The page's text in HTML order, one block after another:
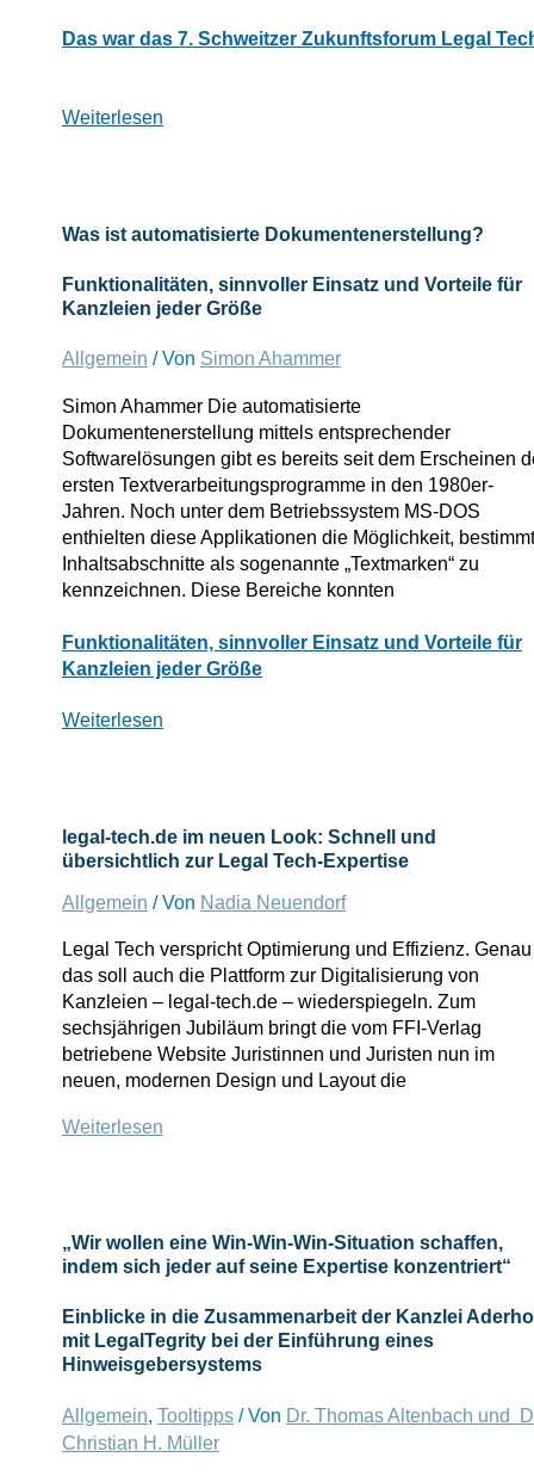
Drei
Einsatz
und
Justiz
Das war das 7. Schweitzer Zukunftsforum Legal
Weiterlesen
Was ist automatisierte Dokumentenerstellung?
Funktionalitäten, sinnvoller Einsatz und Vorteile für
Kanzleien jeder Größe
Allgemein / Von Simon Ahammer
Simon Ahammer Die automatisierte
Dokumentenerstellung mittels entsprechender
Softwarelösungen gibt es bereits seit dem Erscheinen
ersten Textverarbeitungsprogramme in den 1980er-
Jahren. Noch unter dem Betriebssystem MS-DOS
enthielten diese Applikationen die Möglichkeit,
Inhaltsabschnitte als sogenannte „Textmarken“ zu
kennzeichnen. Diese Bereiche konnten
Was
ist
automatisierte
Dokumentenerstellung?
Funktionalitäten, sinnvoller Einsatz und Vorteile für
Kanzleien jeder Größe
Weiterlesen
legal-tech.de im neuen Look: Schnell und
übersichtlich zur Legal Tech-Expertise
Allgemein / Von Nadia Neuendorf
Legal Tech verspricht Optimierung und Effizienz. Genau
das soll auch die Plattform zur Digitalisierung von
Kanzleien – legal-tech.de – wiederspiegeln. Zum
sechsjährigen Jubiläum bringt die vom FFI-Verlag
betriebene Website Juristinnen und Juristen nun im
neuen, modernen Design und Layout die
legal-
Schnell
übersichtlich
zur
Legal
Expertise
Weiterlesen
„Wir wollen eine Win-Win-Win-Situation schaffen,
indem sich jeder auf seine Expertise konzentriert“
Einblicke in die Zusammenarbeit der Kanzlei
mit LegalTegrity bei der Einführung eines
Hinweisgebersystems
Allgemein, Tooltipps/ Von Dr. Thomas Altenbach und
Christian H. Müller